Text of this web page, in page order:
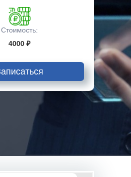
Стоимость:
4000 ₽